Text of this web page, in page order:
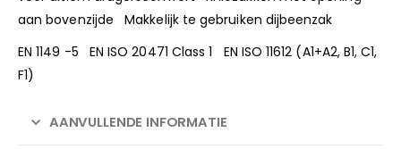
aan bovenzijde Makkelijk te gebruiken dijbeenzak
EN 1149 -5 EN ISO 20471 Class 1 EN ISO 11612 (A1+A2, B1, C1,
F1)
AANVULLENDE INFORMATIE